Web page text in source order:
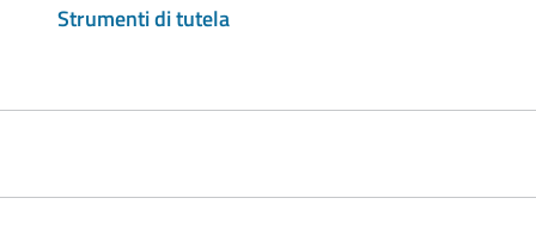
Strumenti di tutela